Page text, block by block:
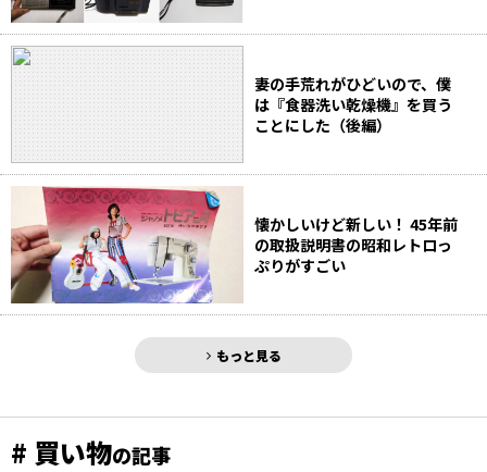
妻の手荒れがひどいので、僕
は『食器洗い乾燥機』を買う
ことにした（後編）
懐かしいけど新しい！ 45年前
の取扱説明書の昭和レトロっ
ぷりがすごい
もっと見る
# 買い物の記事